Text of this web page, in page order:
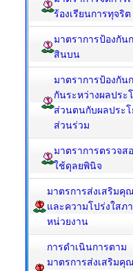
ร้องเรียนการทุจริต
มาตราการป้องกัน
สินบน
มาตราการป้องกัน
กันระหว่างผลประ
ส่วนตนกับผลประ
ส่วนร่วม
มาตราการตรวจส
ใช้ดุลยพินิจ
มาตรการส่งเสริมคุ
และความโปร่งใสภ
หน่วยงาน
การดำเนินการตาม
มาตรการส่งเสริมคุ